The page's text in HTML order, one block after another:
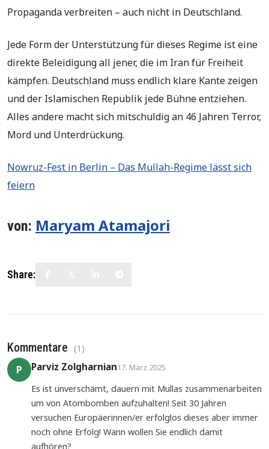
Propaganda verbreiten – auch nicht in Deutschland.
Jede Form der Unterstützung für dieses Regime ist eine
direkte Beleidigung all jener, die im Iran für Freiheit
kämpfen. Deutschland muss endlich klare Kante zeigen
und der Islamischen Republik jede Bühne entziehen.
Alles andere macht sich mitschuldig an 46 Jahren Terror,
Mord und Unterdrückung.
Nowruz-Fest in Berlin – Das Mullah-Regime lässt sich
feiern
von: Maryam Atamajori
Share:
Kommentare (1 )
P Parviz Zolgharnian17. März 2025
Es ist unverschämt, dauern mit Mullas zusammenarbeiten
um von Atombomben aufzuhalten! Seit 30 Jahren
versuchen Europäerinnen/er erfolglos dieses aber immer
noch ohne Erfolg! Wann wollen Sie endlich damit
aufhören?